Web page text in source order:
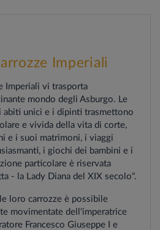
Imperiali
Imperiali vi trasporta
mondo degli Asburgo. Le
abiti unici e i dipinti trasmettono
e vivida della vita di corte,
e i suoi matrimoni, i viaggi
i giochi dei bambini e i
particolare è riservata
- la Lady Diana del XIX secolo".
loro carrozze è possibile
movimentate dell'imperatrice
Francesco Giuseppe I e